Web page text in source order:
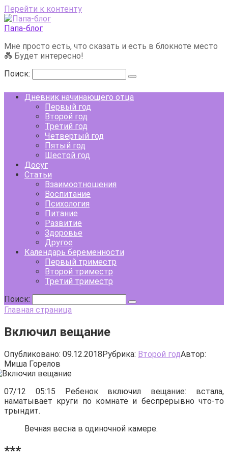
Перейти к контенту
Папа-блог
Мне просто есть, что сказать и есть в блокноте место
💑 Будет интересно!
Поиск:
Дневник начинающего отца
Первый год
Второй год
Третий год
Четвертый год
Пятый год
Шестой год
Досуг
Статьи
Взаимоотношения
Воспитание
Психология
Питание
Развитие
Здоровье
Другое
Календарь беременности
Первый триместр
Второй триместр
Третий триместр
Поиск:
Главная страница
Включил вещание
Опубликовано: 09.12.2018Рубрика: Второй годАвтор:
Миша Горелов
07/12 05:15 Ребенок включил вещание: встала,
наматывает круги по комнате и беспрерывно что-то
трындит.
Вечная весна в одиночной камере.
***